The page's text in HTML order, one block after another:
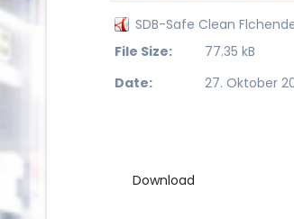
SDB-Safe Clean
File Size:
77.35 kB
Date:
27. Oktober